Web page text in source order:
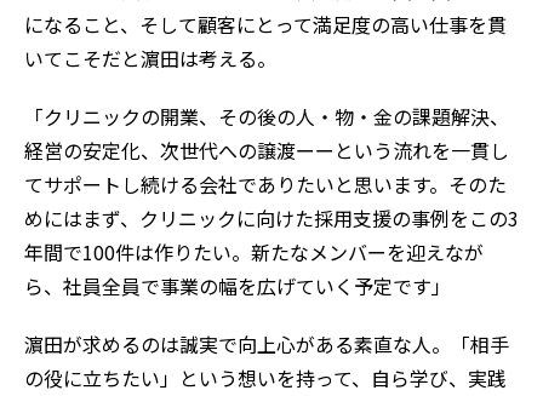
になること、そして顧客にとって満足度の高い仕事を貫
いてこそだと濵田は考える。
「クリニックの開業、その後の人・物・金の課題解決、
経営の安定化、次世代への譲渡ーーという流れを一貫し
てサポートし続ける会社でありたいと思います。そのた
めにはまず、クリニックに向けた採用支援の事例をこの3
年間で100件は作りたい。新たなメンバーを迎えなが
ら、社員全員で事業の幅を広げていく予定です」
濵田が求めるのは誠実で向上心がある素直な人。「相手
の役に立ちたい」という想いを持って、自ら学び、実践